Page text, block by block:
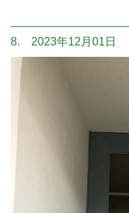
8. 2023年12月01日